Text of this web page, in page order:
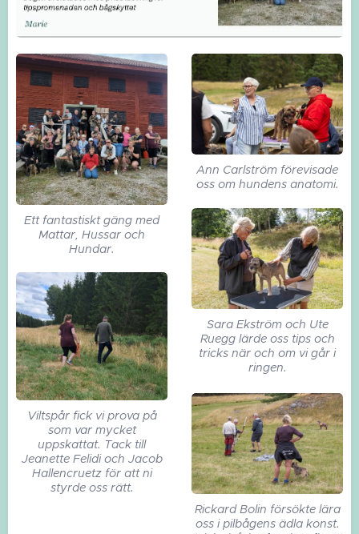
Ett fantastiskt gäng med
Mattar, Hussar och
Hundar.
Ann Carlström förevisade
oss om hundens anatomi.
Sara Ekström och Ute
Ruegg lärde oss tips och
tricks när och om vi går i
ringen.
Viltspår fick vi prova på
som var mycket
uppskattat. Tack till
Jeanette Felidi och Jacob
Hallencruetz för att ni
styrde oss rätt.
Rickard Bolin försökte lära
oss i pilbågens ädla konst.